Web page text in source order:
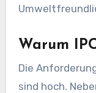
Warum
Die
sind hoch.